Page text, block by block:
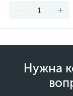
- +
Нужна